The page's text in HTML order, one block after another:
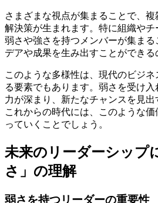
さまざまな視点が集まることで、
解決策が生まれます。特に組織や
弱さや強さを持つメンバーが集まる
デアや成果を生み出すことができる
このような多様性は、現代のビジ
る要素でもあります。弱さを受け
力が深まり、新たなチャンスを見出
これからの時代には、このような
っていくことでしょう。
未来のリーダーシップ
さ」の理解
弱さを持つリーダーの重要性